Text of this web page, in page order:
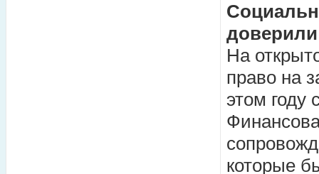
На
право на
этом году
которые